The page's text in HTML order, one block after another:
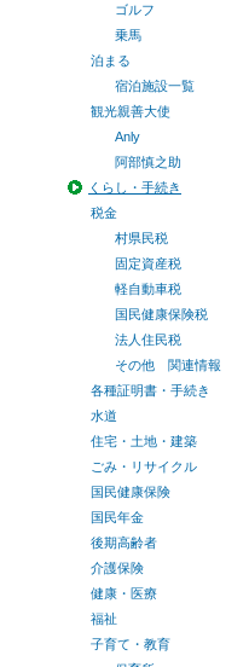
ゴルフ
乗馬
泊まる
宿泊施設一覧
観光親善大使
Anly
阿部慎之助
くらし・手続き
税金
村県民税
固定資産税
軽自動車税
国民健康保険税
法人住民税
その他 関連情報
各種証明書・手続き
水道
住宅・土地・建築
ごみ・リサイクル
国民健康保険
国民年金
後期高齢者
介護保険
健康・医療
福祉
子育て・教育